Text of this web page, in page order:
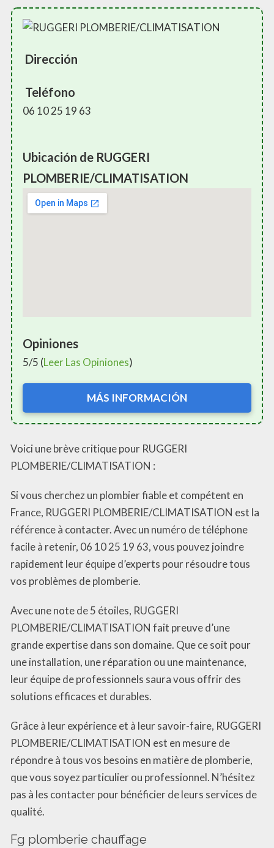
Dirección
Teléfono
06 10 25 19 63
Ubicación de RUGGERI
PLOMBERIE/CLIMATISATION
Opiniones
5/5 (Leer Las Opiniones)
MÁS INFORMACIÓN
Voici une brève critique pour RUGGERI
PLOMBERIE/CLIMATISATION :
Si vous cherchez un plombier fiable et compétent en
France, RUGGERI PLOMBERIE/CLIMATISATION est la
référence à contacter. Avec un numéro de téléphone
facile à retenir, 06 10 25 19 63, vous pouvez joindre
rapidement leur équipe d’experts pour résoudre tous
vos problèmes de plomberie.
Avec une note de 5 étoiles, RUGGERI
PLOMBERIE/CLIMATISATION fait preuve d’une
grande expertise dans son domaine. Que ce soit pour
une installation, une réparation ou une maintenance,
leur équipe de professionnels saura vous offrir des
solutions efficaces et durables.
Grâce à leur expérience et à leur savoir-faire, RUGGERI
PLOMBERIE/CLIMATISATION est en mesure de
répondre à tous vos besoins en matière de plomberie,
que vous soyez particulier ou professionnel. N’hésitez
pas à les contacter pour bénéficier de leurs services de
qualité.
Fg plomberie chauffage